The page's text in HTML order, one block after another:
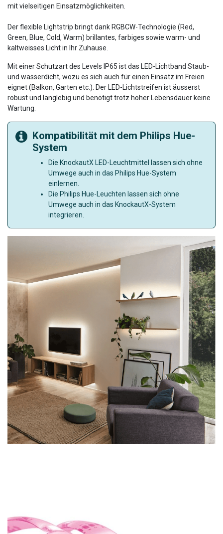
mit vielseitigen Einsatzmöglichkeiten.
Der flexible Lightstrip bringt dank RGBCW-Technologie (Red,
Green, Blue, Cold, Warm) brillantes, farbiges sowie warm- und
kaltweisses Licht in Ihr Zuhause.
Mit einer Schutzart des Levels IP65 ist das LED-Lichtband Staub-
und wasserdicht, wozu es sich auch für einen Einsatz im Freien
eignet (Balkon, Garten etc.). Der LED-Lichtstreifen ist äusserst
robust und langlebig und benötigt trotz hoher Lebensdauer keine
Wartung.
Kompatibilität mit dem Philips Hue-
System
Die KnockautX LED-Leuchtmittel lassen sich ohne
Umwege auch in das Philips Hue-System
einlernen.
Die Philips Hue-Leuchten lassen sich ohne
Umwege auch in das KnockautX-System
integrieren.